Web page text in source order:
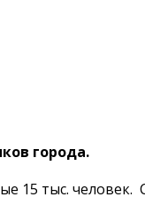
города.
15 тыс. человек.